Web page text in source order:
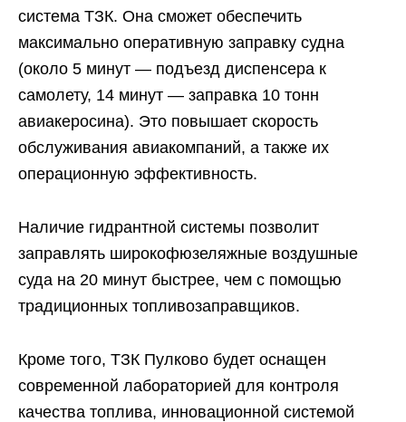
система ТЗК. Она сможет обеспечить
максимально оперативную заправку судна
(около 5 минут — подъезд диспенсера к
самолету, 14 минут — заправка 10 тонн
авиакеросина). Это повышает скорость
обслуживания авиакомпаний, а также их
операционную эффективность.
Наличие гидрантной системы позволит
заправлять широкофюзеляжные воздушные
суда на 20 минут быстрее, чем с помощью
традиционных топливозаправщиков.
Кроме того, ТЗК Пулково будет оснащен
современной лабораторией для контроля
качества топлива, инновационной системой